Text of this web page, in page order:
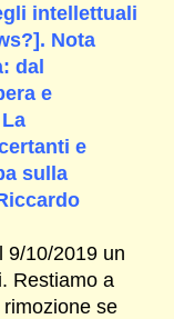
intellettuali
Nota
dal
e
e
sulla
9/10/2019 un
Restiamo a
rimozione se